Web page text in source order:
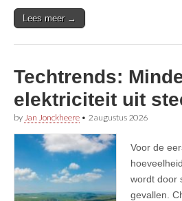
Lees meer →
Techtrends:
elektriciteit uit
by Jan Jonckheere • 2 augustus 2026
Voor de
wordt door
gevallen.